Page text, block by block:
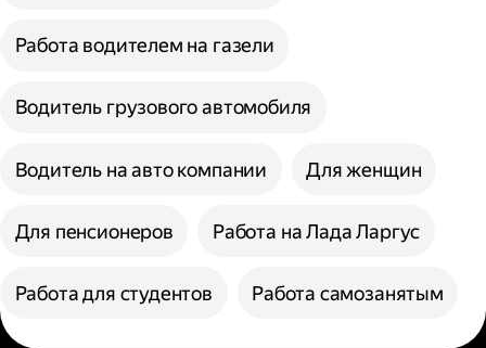
Работа водителем на газели
Водитель грузового автомобиля
Водитель на авто компании Для женщин
Для пенсионеров Работа на Лада Ларгус
Работа для студентов Работа самозанятым